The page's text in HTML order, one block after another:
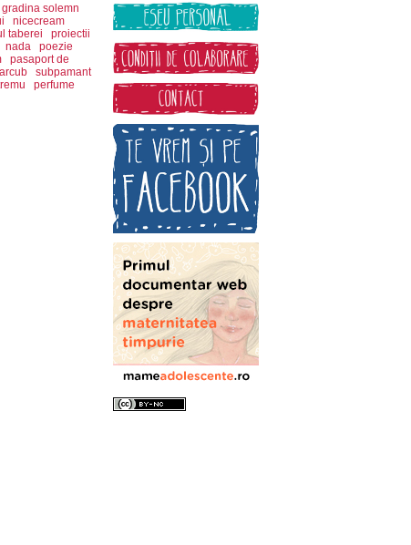
gradina solemn
nicecream
taberei
proiectii
nada
poezie
pasaport de
arcub
subpamant
perfume